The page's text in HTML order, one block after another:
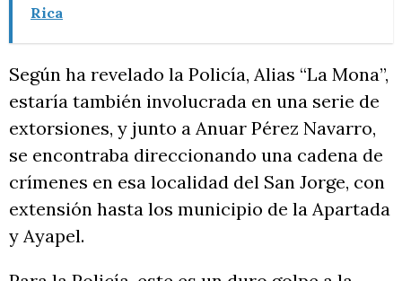
Rica
Según ha revelado la Policía, Alias “La Mona”,
estaría también involucrada en una serie de
extorsiones, y junto a Anuar Pérez Navarro,
se encontraba direccionando una cadena de
crímenes en esa localidad del San Jorge, con
extensión hasta los municipio de la Apartada
y Ayapel.